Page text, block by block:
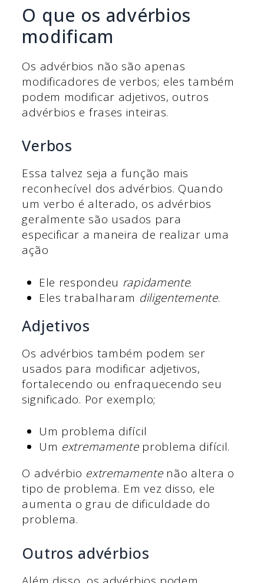
O que os advérbios
modificam
Os advérbios não são apenas
modificadores de verbos; eles também
podem modificar adjetivos, outros
advérbios e frases inteiras.
Verbos
Essa talvez seja a função mais
reconhecível dos advérbios. Quando
um verbo é alterado, os advérbios
geralmente são usados para
especificar a maneira de realizar uma
ação
Ele respondeu rapidamente.
Eles trabalharam diligentemente.
Adjetivos
Os advérbios também podem ser
usados para modificar adjetivos,
fortalecendo ou enfraquecendo seu
significado. Por exemplo;
Um problema difícil
Um extremamenteproblema difícil.
O advérbio extremamentenão altera o
tipo de problema. Em vez disso, ele
aumenta o grau de dificuldade do
problema.
Outros advérbios